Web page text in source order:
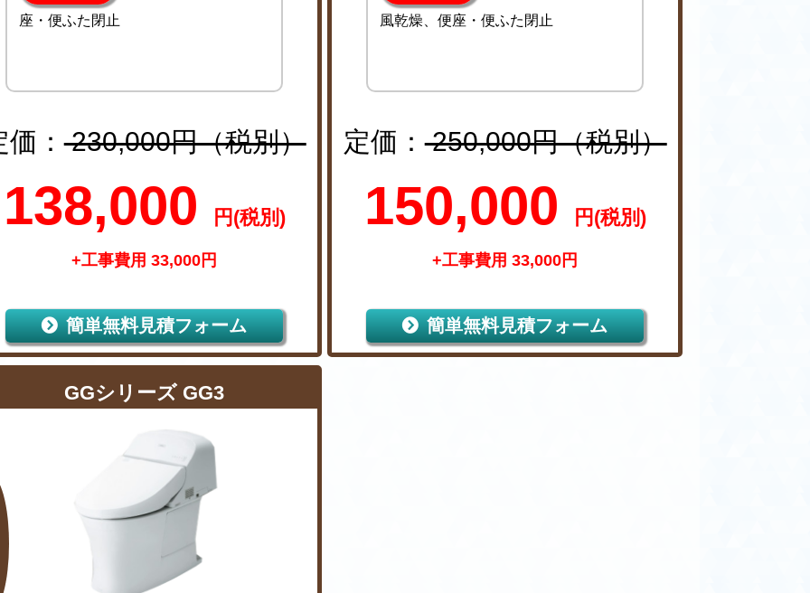
座・便ふた閉止
価：230,000円（税別）
138,000 円(税別)
+工事費用 33,000円
簡単無料見積フォーム
風乾燥、便座・便ふた閉止
定価：250,000円（税別）
150,000 円(税別)
+工事費用 33,000円
簡単無料見積フォーム
GGシリーズ GG3